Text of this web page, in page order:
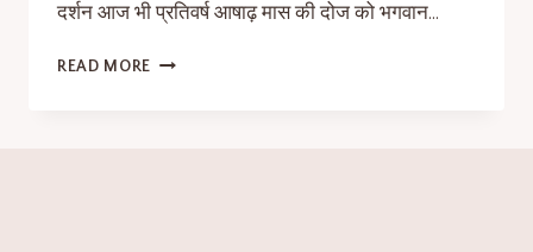
दर्शन आज भी प्रतिवर्ष आषाढ़ मास की दोज को भगवान…
READ MORE